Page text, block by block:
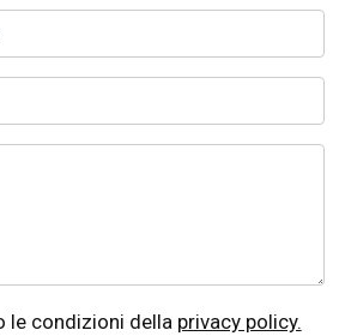
condizioni della privacy policy.